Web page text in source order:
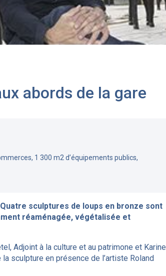
abords de la gare
1 300 m2 d’équipements publics,
sculptures de loups en bronze sont
réaménagée, végétalisée et
Adjoint à la culture et au patrimone et Karine
sculpture en présence de l’artiste Roland